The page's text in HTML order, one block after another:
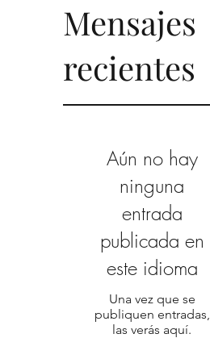
Mensajes
recientes
Aún no hay
ninguna
entrada
publicada en
este idioma
Una vez que se
publiquen entradas,
las verás aquí.